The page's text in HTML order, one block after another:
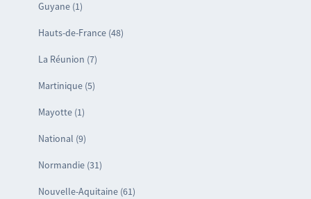
Guyane (1)
Hauts-de-France (48)
La Réunion (7)
Martinique (5)
Mayotte (1)
National (9)
Normandie (31)
Nouvelle-Aquitaine (61)